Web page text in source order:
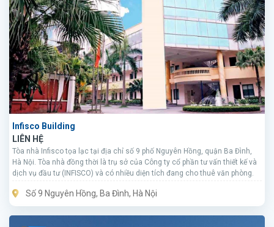
Infisco Building
LIÊN HỆ
Tòa nhà Infisco tọa lạc tại địa chỉ số 9 phố Nguyên Hồng, quận Ba Đình,
Hà Nội. Tòa nhà đồng thời là trụ sở của Công ty cổ phần tư vấn thiết kế và
dịch vụ đầu tư (INFISCO) và có nhiều diện tích đang cho thuê văn phòng.
Số 9 Nguyên Hồng, Ba Đình, Hà Nội